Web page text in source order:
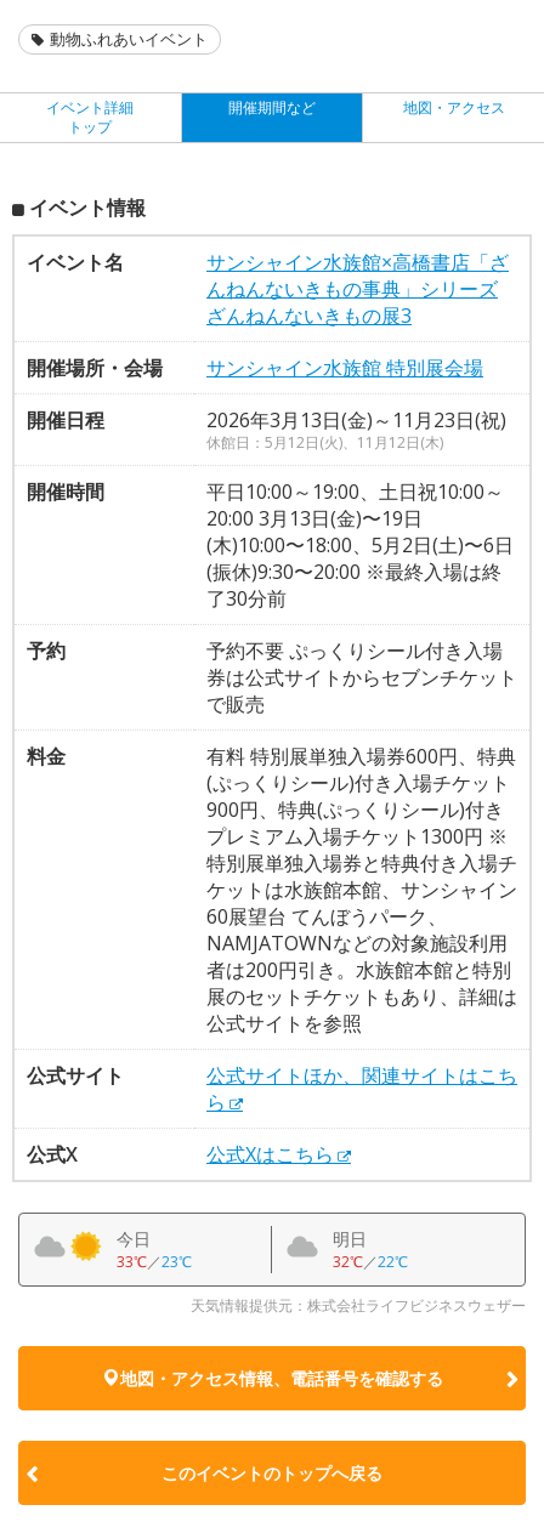
動物ふれあいイベント
イベント詳細
トップ
開催期間など 地図・アクセス
イベント情報
イベント名
サンシャイン水族館×高橋書店「ざ
んねんないきもの事典」シリーズ
ざんねんないきもの展3
開催場所・会場
サンシャイン水族館 特別展会場
開催日程
2026年3月13日(金)～11月23日(祝)
休館日：5月12日(火)、11月12日(木)
開催時間
平日10:00～19:00、土日祝10:00～
20:00 3月13日(金)〜19日
(木)10:00〜18:00、5月2日(土)〜6日
(振休)9:30〜20:00 ※最終入場は終
了30分前
予約
予約不要 ぷっくりシール付き入場
券は公式サイトからセブンチケット
で販売
料金
有料 特別展単独入場券600円、特典
(ぷっくりシール)付き入場チケット
900円、特典(ぷっくりシール)付き
プレミアム入場チケット1300円 ※
特別展単独入場券と特典付き入場チ
ケットは水族館本館、サンシャイン
60展望台 てんぼうパーク、
NAMJATOWNなどの対象施設利用
者は200円引き。水族館本館と特別
展のセットチケットもあり、詳細は
公式サイトを参照
公式サイト
公式サイトほか、関連サイトはこち
ら
公式X
公式Xはこちら
今日
33℃／23℃
明日
32℃／22℃
天気情報提供元：株式会社ライフビジネスウェザー
地図・アクセス情報、電話番号を確認する
このイベントのトップへ戻る